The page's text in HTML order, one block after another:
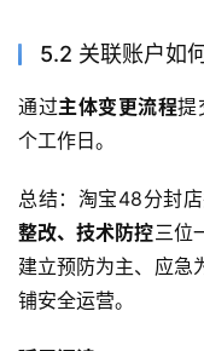
5.2 关联账户如
通过主体变更流程提
个工作日。
总结：淘宝48分封
整改、技术防控三位
建立预防为主、应急
铺安全运营。